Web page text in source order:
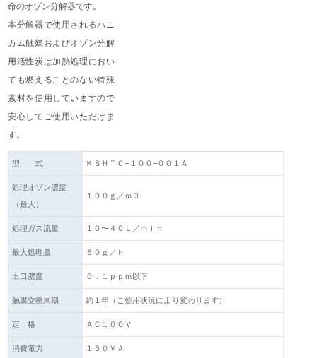
命のオゾン分解器です。
本分解器で使用されるハニ
カム触媒およびオゾン分解
用活性炭は加熱処理におい
ても燃えることのない特殊
素材を使用していますので
安心してご使用いただけま
す。
型 式 ＫＳＨＴＣ−１００−００１Ａ
処理オゾン濃度
（最大）
１００ｇ／ｍ３
処理ガス流量 １０〜４０Ｌ／ｍｉｎ
最大処理量 ６０ｇ／ｈ
出口濃度 ０．１ｐｐｍ以下
触媒交換周期 約１年（ご使用状況により変わります）
定 格 ＡＣ１００Ｖ
消費電力 １５０ＶＡ